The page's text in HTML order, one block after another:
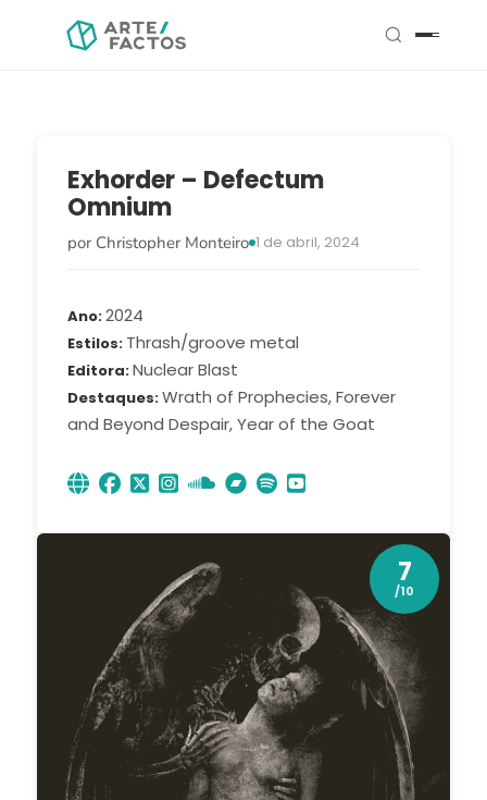
Exhorder – Defectum
Omnium
por Christopher Monteiro 1 de abril, 2024
Ano 2024
Estilos Thrash/groove metal
Editora Nuclear Blast
Destaques Wrath of Prophecies, Forever
and Beyond Despair, Year of the Goat
7
/10